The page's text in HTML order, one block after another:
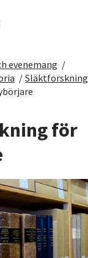
evenemang
evenemang /
/ Släktforskning
för